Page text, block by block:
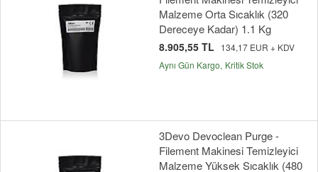
Malzeme Orta Sıcaklık (320
Dereceye Kadar) 1.1 Kg
8.905,55 TL
134,17 EUR + KDV
Aynı Gün Kargo Kritik Stok
3Devo Devoclean Purge -
Filement Makinesi Temizleyici
Malzeme Yüksek Sıcaklık (480